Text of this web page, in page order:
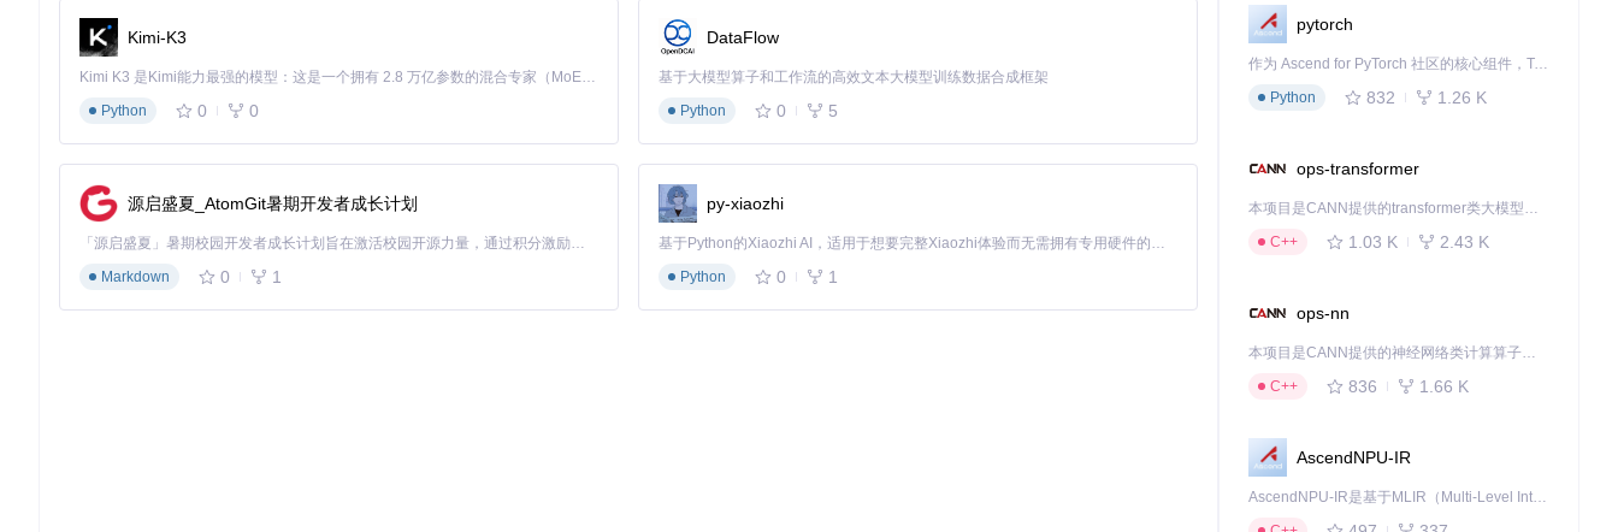
Kimi-K3
Kimi K3 是Kimi能力最强的模型：这是一个拥有 2.8 万亿参数的混合专家（MoE）模型，具备原生视觉理解能力，并支持 100 万 token 的上下文窗口。
Python
0 0
DataFlow
基于大模型算子和工作流的高效文本大模型训练数据合成框架
Python
0 5
源启盛夏_AtomGit暑期开发者成长计划
「源启盛夏」暑期校园开发者成长计划旨在激活校园开源力量，通过积分激励、认证扶持、资源倾斜等形式，引导高校组织和开发者完成「入驻 — 建项目 — 做贡献 — 获认证 — 得资源」的完整闭环。无论你是想带领社团入驻平台的组织者，还是希望用代码贡献证明自己的开发者，都能在这里找到属于你的成长路径。
Markdown
0 1
py-xiaozhi
基于Python的Xiaozhi AI，适用于想要完整Xiaozhi体验而无需拥有专用硬件的用户。
Python
0 1
pytorch
作为 Ascend for PyTorch 社区的核心组件，TorchNPU 是昇腾专为 PyTorch 打造的深度学习适配插件，使 PyTorch 框架能够直接调用昇腾 NPU，为开发者提供昇腾 AI 处理器的超强算力。
Python
832 1.26 K
ops-transformer
本项目是CANN提供的transformer类大模型算子库，实现网络在NPU上加速计算。
C++
1.03 K 2.43 K
ops-nn
本项目是CANN提供的神经网络类计算算子库，实现网络在NPU上加速计算。
C++
836 1.66 K
AscendNPU-IR
AscendNPU-IR是基于MLIR（Multi-Level Intermediate Representation）构建的，面向昇腾亲和算子编译时使用的中间表示，提供昇腾完备表达能力，通过编译优化提升昇腾AI处理器计算效率，支持通过生态框架使能昇腾AI处理器与深度调优